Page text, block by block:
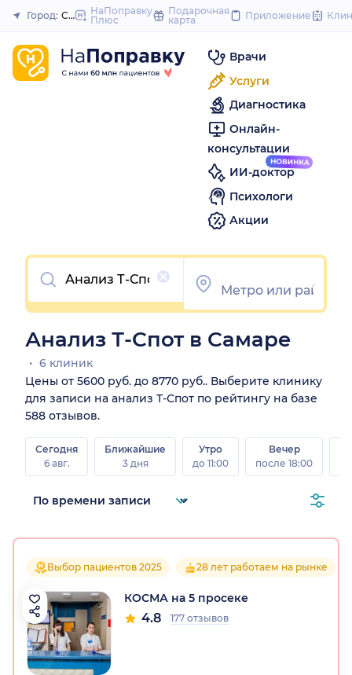
to
Закрыть
Город: СамараНаПоправку
Плюс
Подарочная
карта
Приложение
Врачи
Услуги
Диагностика
Онлайн-
консультации
ИИ-доктор
Психологи
Акции
Очистить
Анализ Т-Спот в Самаре
6 клиник
Цены от 5600 руб. до 8770 руб.. Выберите клинику
для записи на анализ Т-Спот по рейтингу на базе
588 отзывов.
Сегодня
6 авг.
Ближайшие
3 дня
Утро
до 11:00
Вечер
после 18:00
Выбор пациентов 2025 28 лет работаем на рынке
КОСМА на 5 просеке
4.8 177 отзывов